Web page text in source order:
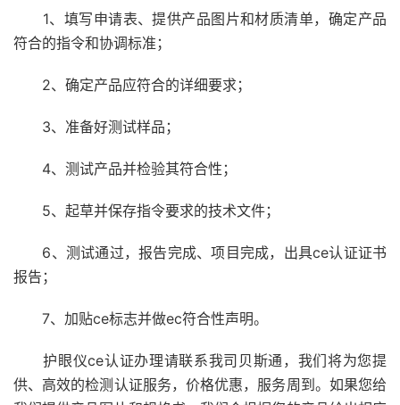
1、填写申请表、提供产品图片和材质清单，确定产品
符合的指令和协调标准；
2、确定产品应符合的详细要求；
3、准备好测试样品；
4、测试产品并检验其符合性；
5、起草并保存指令要求的技术文件；
6、测试通过，报告完成、项目完成，出具ce认证证书
报告；
7、加贴ce标志并做ec符合性声明。
护眼仪ce认证办理请联系我司贝斯通，我们将为您提
供、高效的检测认证服务，价格优惠，服务周到。如果您给